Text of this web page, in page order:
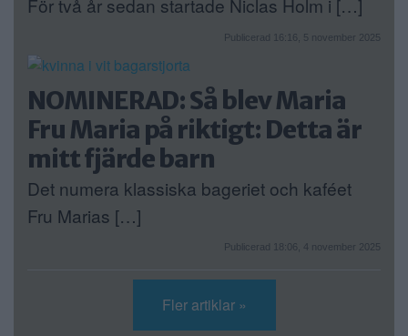
För två år sedan startade Niclas Holm i […]
Publicerad 16:16, 5 november 2025
NOMINERAD: Så blev Maria
Fru Maria på riktigt: Detta är
mitt fjärde barn
Det numera klassiska bageriet och kaféet
Fru Marias […]
Publicerad 18:06, 4 november 2025
Fler artiklar »